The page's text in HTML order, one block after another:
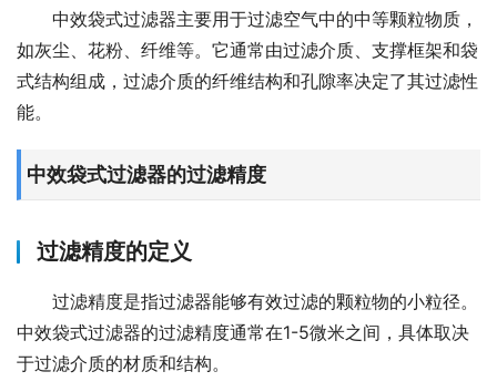
中效袋式过滤器主要用于过滤空气中的中等颗粒物质，
如灰尘、花粉、纤维等。它通常由过滤介质、支撑框架和袋
式结构组成，过滤介质的纤维结构和孔隙率决定了其过滤性
能。
中效袋式过滤器的过滤精度
过滤精度的定义
过滤精度是指过滤器能够有效过滤的颗粒物的小粒径。
中效袋式过滤器的过滤精度通常在1-5微米之间，具体取决
于过滤介质的材质和结构。